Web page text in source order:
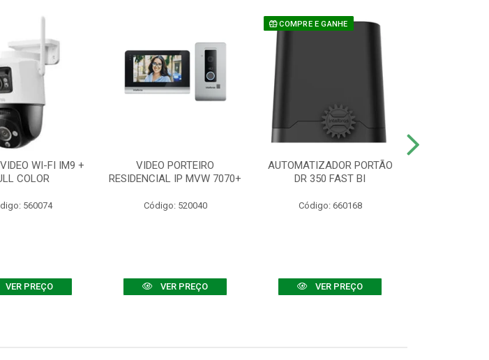
WI-FI IM9 +
COLOR
560074
VER PREÇO
VIDEO PORTEIRO
RESIDENCIAL IP MVW 7070+
Código: 520040
VER PREÇO
COMPRE E GANHE
AUTOMATIZADOR PORTÃO
DR 350 FAST BI
Código: 660168
VER PREÇO